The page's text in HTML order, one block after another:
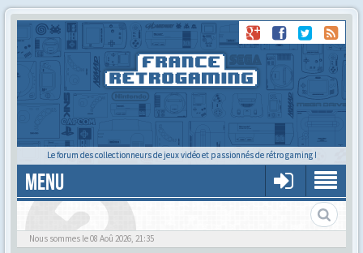
Le forum des collectionneurs de jeux vidéo et passionnés de rétro gaming !
MENU
Foire aux questions
Nous sommes le 08 Aoû 2026, 21:35